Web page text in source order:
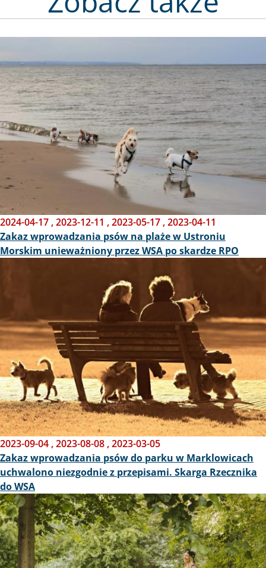
2024-04-17 ,2023-12-11 ,2023-05-17 ,2023-04-11
Zakaz wprowadzania psów na plaże w Ustroniu
Morskim unieważniony przez WSA po skardze RPO
2023-09-04 ,2023-08-08 ,2023-03-05
Zakaz wprowadzania psów do parku w Marklowicach
uchwalono niezgodnie z przepisami. Skarga Rzecznika
do WSA
Obraz